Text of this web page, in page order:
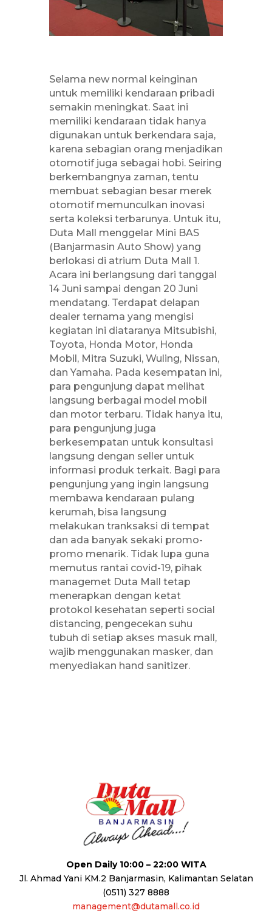
Selama new normal keinginan
untuk memiliki kendaraan pribadi
semakin meningkat. Saat ini
memiliki kendaraan tidak hanya
digunakan untuk berkendara saja,
karena sebagian orang menjadikan
otomotif juga sebagai hobi. Seiring
berkembangnya zaman, tentu
membuat sebagian besar merek
otomotif memunculkan inovasi
serta koleksi terbarunya. Untuk itu,
Duta Mall menggelar Mini BAS
(Banjarmasin Auto Show) yang
berlokasi di atrium Duta Mall 1.
Acara ini berlangsung dari tanggal
14 Juni sampai dengan 20 Juni
mendatang. Terdapat delapan
dealer ternama yang mengisi
kegiatan ini diataranya Mitsubishi,
Toyota, Honda Motor, Honda
Mobil, Mitra Suzuki, Wuling, Nissan,
dan Yamaha. Pada kesempatan ini,
para pengunjung dapat melihat
langsung berbagai model mobil
dan motor terbaru. Tidak hanya itu,
para pengunjung juga
berkesempatan untuk konsultasi
langsung dengan seller untuk
informasi produk terkait. Bagi para
pengunjung yang ingin langsung
membawa kendaraan pulang
kerumah, bisa langsung
melakukan tranksaksi di tempat
dan ada banyak sekaki promo-
promo menarik. Tidak lupa guna
memutus rantai covid-19, pihak
managemet Duta Mall tetap
menerapkan dengan ketat
protokol kesehatan seperti social
distancing, pengecekan suhu
tubuh di setiap akses masuk mall,
wajib menggunakan masker, dan
menyediakan hand sanitizer.
Open Daily 10:00 – 22:00 WITA
Jl. Ahmad Yani KM.2 Banjarmasin, Kalimantan Selatan
(0511) 327 8888
management@dutamall.co.id